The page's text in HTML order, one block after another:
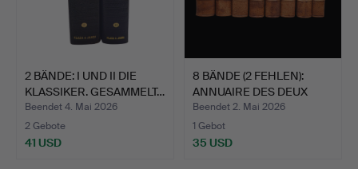
2 BÄNDE: I UND II DIE
KLASSIKER. GESAMMELT…
Beendet 4. Mai 2026
2 Gebote
41 USD
8 BÄNDE (2 FEHLEN):
ANNUAIRE DES DEUX
MOND…
Beendet 2. Mai 2026
1 Gebot
35 USD